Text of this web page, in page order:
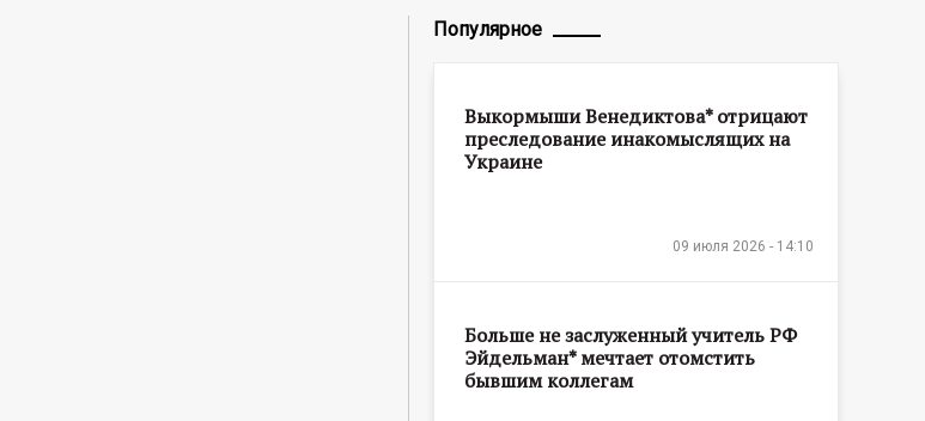
Популярное
Выкормыши Венедиктова* отрицают
преследование инакомыслящих на
Украине
09 июля 2026 - 14:10
Больше не заслуженный учитель РФ
Эйдельман* мечтает отомстить
бывшим коллегам